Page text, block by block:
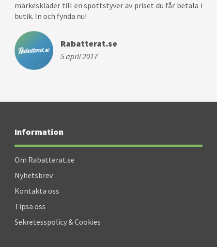
märkeskläder till en spottstyver av priset du får betala i
butik. In och fynda nu!
Rabatterat.se
5 april 2017
Information
Om Rabatterat.se
Nyhetsbrev
Kontakta oss
Tipsa oss
Sekretesspolicy & Cookies